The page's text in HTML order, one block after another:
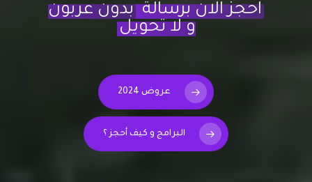
احجز الان برسالة بدون عربون
و لا تحويل
عروض 2024
البرامج و كيف أحجز ؟